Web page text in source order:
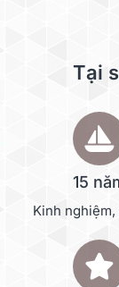
Tại
15
Kinh